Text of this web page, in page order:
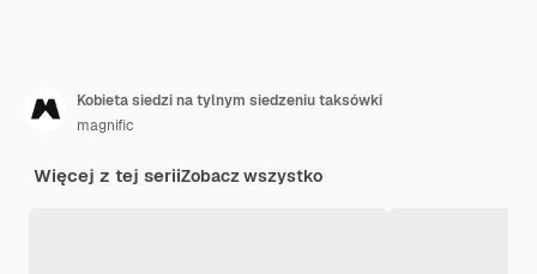
Kobieta siedzi na tylnym siedzeniu taksówki
magnific
Więcej z tej seriiZobacz wszystko